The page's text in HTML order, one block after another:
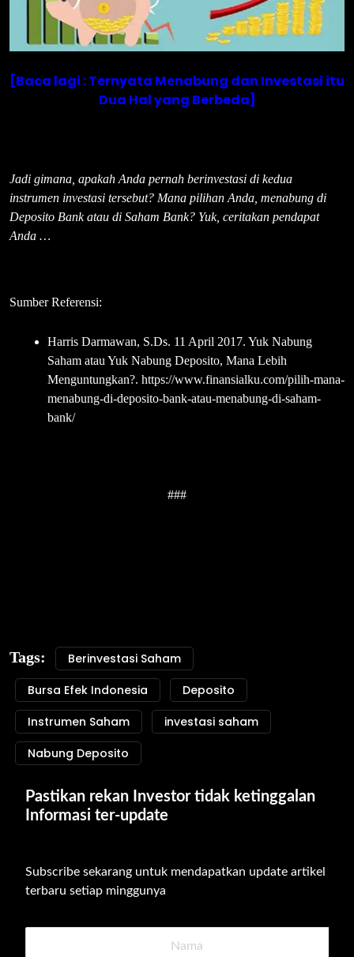
[Baca lagi : Ternyata Menabung dan Investasi itu
Dua Hal yang Berbeda]
Jadi gimana, apakah Anda pernah berinvestasi di kedua
instrumen investasi tersebut? Mana pilihan Anda, menabung di
Deposito Bank atau di Saham Bank? Yuk, ceritakan pendapat
Anda …
Sumber Referensi:
Harris Darmawan, S.Ds. 11 April 2017. Yuk Nabung
Saham atau Yuk Nabung Deposito, Mana Lebih
Menguntungkan?. https://www.finansialku.com/pilih-mana-
menabung-di-deposito-bank-atau-menabung-di-saham-
bank/
###
Tags:
Berinvestasi Saham
Bursa Efek Indonesia
Deposito
Instrumen Saham
investasi saham
Nabung Deposito
Pastikan rekan Investor tidak ketinggalan
Informasi ter-update
Subscribe sekarang untuk mendapatkan update artikel
terbaru setiap minggunya